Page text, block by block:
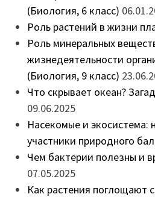
(Биология, 6 класс)
Роль растений в жизни
Роль минеральных
жизнедеятельности
(Биология, 9 класс)
Что скрывает океан?
09.06.2025
Насекомые и экосистема:
участники природного
Чем бактерии полезны и
07.05.2025
Как растения поглощают